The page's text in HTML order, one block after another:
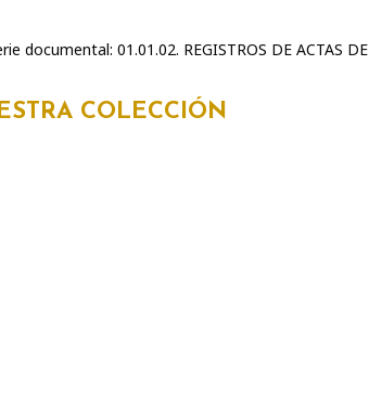
documental: 01.01.02. REGISTROS DE ACTAS DE
COLECCIÓN